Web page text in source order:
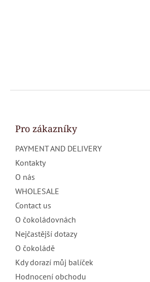
F
Pro zákazníky
PAYMENT AND DELIVERY
Kontakty
O nás
WHOLESALE
Contact us
O čokoládovnách
Nejčastější dotazy
O čokoládě
Kdy dorazí můj balíček
Hodnocení obchodu